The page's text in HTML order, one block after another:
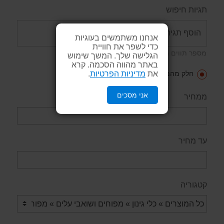
אנחנו משתמשים בעוגיות
כדי לשפר את חוויית
הגלישה שלך. המשך שימוש
באתר מהווה הסכמה. קרא
את מדיניות הפרטיות
אני מסכים
תגיות חיפוש
מספר תווים מינימאלי: 2
חלק מהמילים כל המילים
ממחיר
עד מחיר
קטגוריה